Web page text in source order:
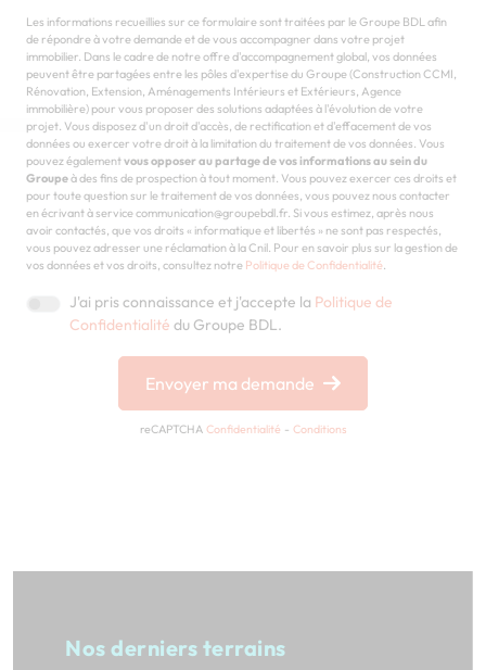
Chargement...
Les informations recueillies sur ce formulaire sont traitées par le Groupe BDL afin
de répondre à votre demande et de vous accompagner dans votre projet
immobilier. Dans le cadre de notre offre d'accompagnement global, vos données
peuvent être partagées entre les pôles d'expertise du Groupe (Construction CCMI,
Rénovation, Extension, Aménagements Intérieurs et Extérieurs, Agence
immobilière) pour vous proposer des solutions adaptées à l'évolution de votre
projet. Vous disposez d'un droit d'accès, de rectification et d'effacement de vos
données ou exercer votre droit à la limitation du traitement de vos données. Vous
pouvez égalementvous opposer au partage de vos informations au sein du
Groupeà des fins de prospection à tout moment. Vous pouvez exercer ces droits et
pour toute question sur le traitement de vos données, vous pouvez nous contacter
en écrivant à service communication@groupebdl.fr. Si vous estimez, après nous
avoir contactés, que vos droits « informatique et libertés » ne sont pas respectés,
vous pouvez adresser une réclamation à la Cnil. Pour en savoir plus sur la gestion de
vos données et vos droits, consultez notre Politique de Confidentialité.
J'ai pris connaissance et j'accepte la Politique de
Confidentialité du Groupe BDL.
Envoyer ma demande
reCAPTCHA Confidentialité - Conditions
Nos derniers terrains